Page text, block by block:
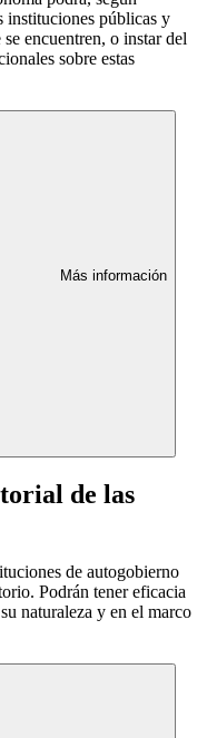
instituciones públicas y
encuentren, o instar del
sobre estas
Más información
de las
de autogobierno
Podrán tener eficacia
naturaleza y en el marco